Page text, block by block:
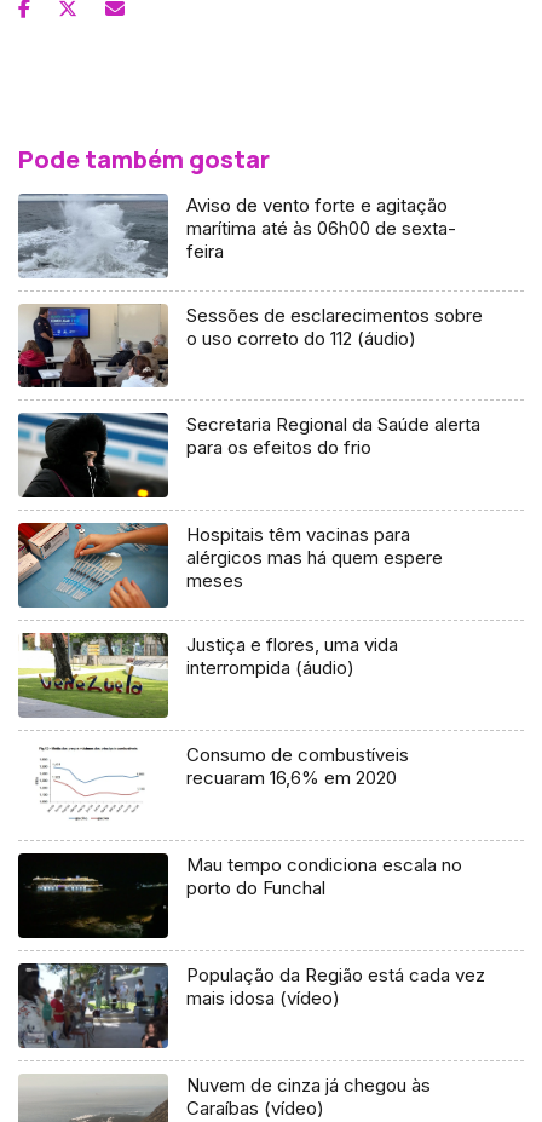
Pode também gostar
Aviso de vento forte e agitação
marítima até às 06h00 de sexta-
feira
Sessões de esclarecimentos sobre
o uso correto do 112 (áudio)
Secretaria Regional da Saúde alerta
para os efeitos do frio
Hospitais têm vacinas para
alérgicos mas há quem espere
meses
Justiça e flores, uma vida
interrompida (áudio)
Consumo de combustíveis
recuaram 16,6% em 2020
Mau tempo condiciona escala no
porto do Funchal
População da Região está cada vez
mais idosa (vídeo)
Nuvem de cinza já chegou às
Caraíbas (vídeo)